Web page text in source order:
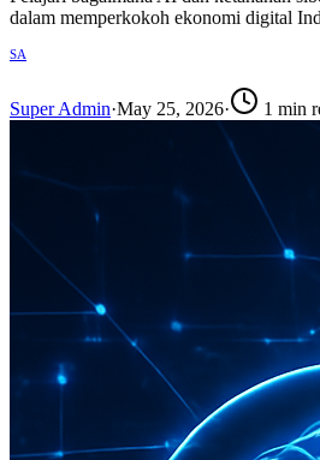
dalam memperkokoh ekonomi digital
SA
Super Admin·May 25, 2026· 1 min